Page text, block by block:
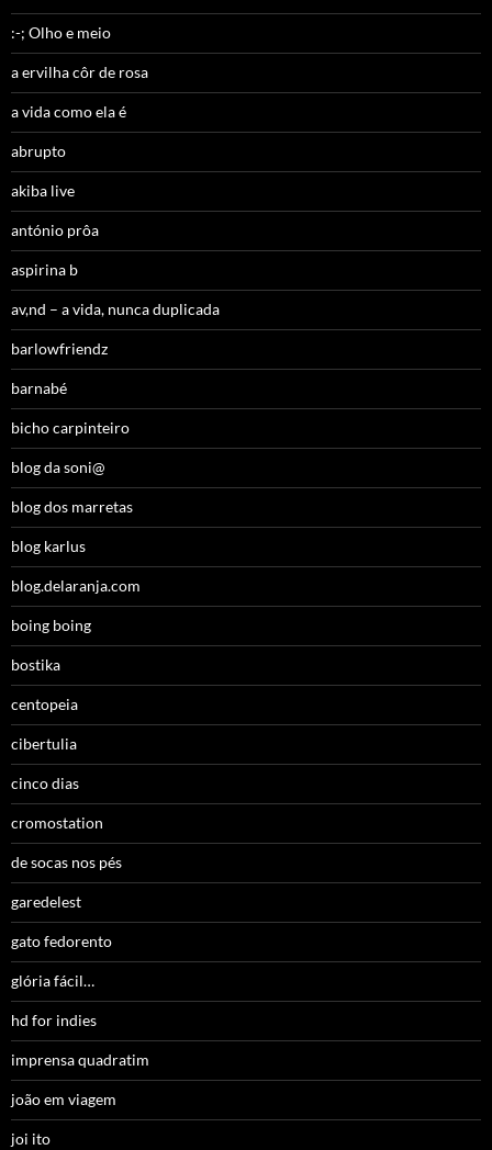
:-; Olho e meio
a ervilha côr de rosa
a vida como ela é
abrupto
akiba live
antónio prôa
aspirina b
av,nd – a vida, nunca duplicada
barlowfriendz
barnabé
bicho carpinteiro
blog da soni@
blog dos marretas
blog karlus
blog.delaranja.com
boing boing
bostika
centopeia
cibertulia
cinco dias
cromostation
de socas nos pés
garedelest
gato fedorento
glória fácil…
hd for indies
imprensa quadratim
joão em viagem
joi ito